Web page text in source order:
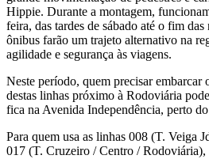
Hippie. Durante a montagem,
feira, das tardes de sábado até o fim
ônibus farão um trajeto alternativo na
agilidade e segurança às viagens.
Neste período, quem precisar embarcar
destas linhas próximo à Rodoviária
fica na Avenida Independência, perto
Para quem usa as linhas 008 (T. Veiga
017 (T. Cruzeiro / Centro /